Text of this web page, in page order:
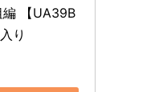
編 【UA39B
り